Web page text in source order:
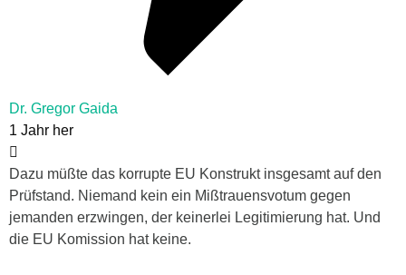
Dr. Gregor Gaida
1 Jahr her
Dazu müßte das korrupte EU Konstrukt insgesamt auf den
Prüfstand. Niemand kein ein Mißtrauensvotum gegen
jemanden erzwingen, der keinerlei Legitimierung hat. Und
die EU Komission hat keine.